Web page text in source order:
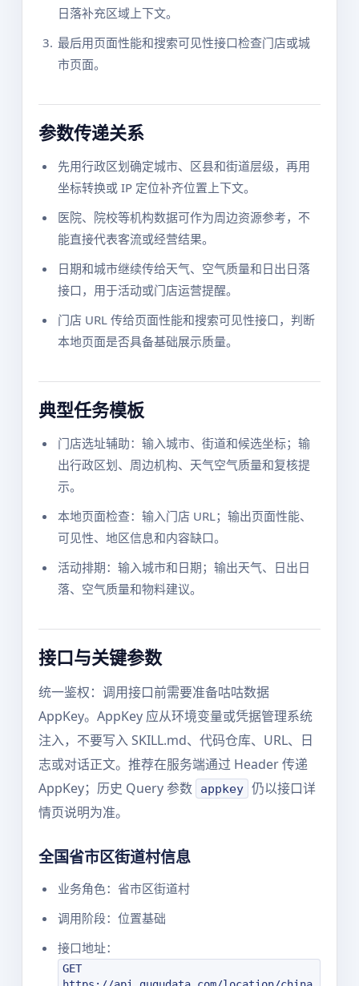
日落补充区域上下文。
最后用页面性能和搜索可见性接口检查门店或城
市页面。
参数传递关系
先用行政区划确定城市、区县和街道层级，再用
坐标转换或 IP 定位补齐位置上下文。
医院、院校等机构数据可作为周边资源参考，不
能直接代表客流或经营结果。
日期和城市继续传给天气、空气质量和日出日落
接口，用于活动或门店运营提醒。
门店 URL 传给页面性能和搜索可见性接口，判断
本地页面是否具备基础展示质量。
典型任务模板
门店选址辅助：输入城市、街道和候选坐标；输
出行政区划、周边机构、天气空气质量和复核提
示。
本地页面检查：输入门店 URL；输出页面性能、
可见性、地区信息和内容缺口。
活动排期：输入城市和日期；输出天气、日出日
落、空气质量和物料建议。
接口与关键参数
统一鉴权：调用接口前需要准备咕咕数据
AppKey。AppKey 应从环境变量或凭据管理系统
注入，不要写入 SKILL.md、代码仓库、URL、日
志或对话正文。推荐在服务端通过 Header 传递
AppKey；历史 Query 参数
appkey 仍以接口详
情页说明为准。
全国省市区街道村信息
业务角色：省市区街道村
调用阶段：位置基础
接口地址：
GET